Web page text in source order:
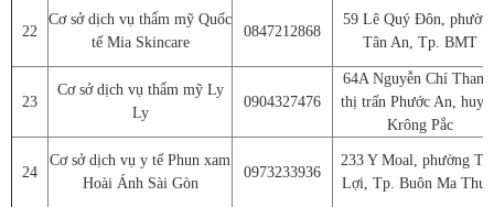
22
Cơ sở dịch vụ thẩm mỹ Quốc
tế Mia Skincare
0847212868
59 Lê Quý Đôn,
Tân An, Tp. BMT
23
Cơ sở dịch vụ thẩm mỹ Ly
Ly
0904327476
64A Nguyễn Chí
thị trấn Phước An,
Krông Pắc
24
Cơ sở dịch vụ y tế Phun xam
Hoài Ánh Sài Gòn
0973233936
233 Y Moal, phường
Lợi, Tp. Buôn Ma